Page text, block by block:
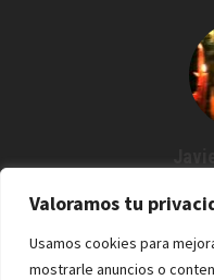
Valoramos tu
Usamos cookies para
mostrarle anuncios o
entonces estoy